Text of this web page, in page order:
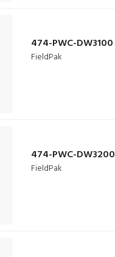
474-PWC-DW3100
FieldPak
474-PWC-DW3200
FieldPak